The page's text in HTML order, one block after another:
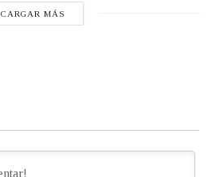
CARGAR MÁS